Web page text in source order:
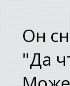
Он
"Да